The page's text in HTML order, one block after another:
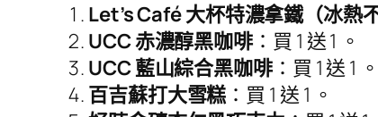
Let’s Café 大杯特濃拿鐵（冰熱不
UCC 赤濃醇黑咖啡 ：買 1 送 1 。
UCC 藍山綜合黑咖啡：買 1 送 1 。
百吉蘇打大雪糕 ：買 1 送 1 。